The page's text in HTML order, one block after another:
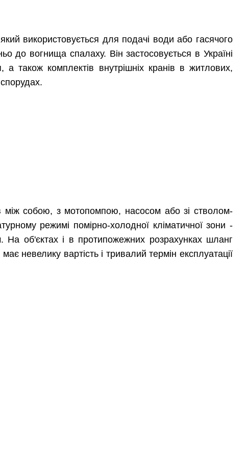
використовується для подачі води або гасячого
до вогнища спалаху. Він застосовується в Україні
також комплектів внутрішніх кранів в житлових,
між собою, з мотопомпою, насосом або зі стволом-
режимі помірно-холодної кліматичної зони -
об'єктах і в протипожежних розрахунках шланг
невелику вартість і тривалий термін експлуатації